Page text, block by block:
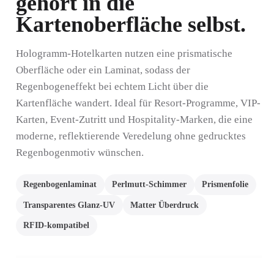
Kartenoberfläche selbst.
Hologramm-Hotelkarten nutzen eine prismatische
Oberfläche oder ein Laminat, sodass der
Regenbogeneffekt bei echtem Licht über die
Kartenfläche wandert. Ideal für Resort-Programme, VIP-
Karten, Event-Zutritt und Hospitality-Marken, die eine
moderne, reflektierende Veredelung ohne gedrucktes
Regenbogenmotiv wünschen.
Regenbogenlaminat Perlmutt-Schimmer Prismenfolie
Transparentes Glanz-UV Matter Überdruck
RFID-kompatibel